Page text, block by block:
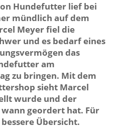
Hundefutter lief bei
mündlich auf dem
Meyer fiel die
und es bedarf eines
das
am
zu bringen. Mit dem
sieht Marcel
wurde und der
geordert hat. Für
Übersicht.